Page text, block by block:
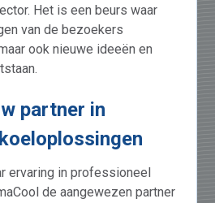
Het is een beurs waar
van de bezoekers
ook nieuwe ideeën en
partner in
ervaring in professioneel
de aangewezen partner